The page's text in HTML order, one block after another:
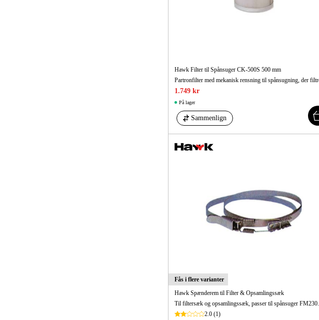
Hawk Filter til Spånsuger CK-500S 500 mm
1.749 kr
På lager
Sammenlign
Fås i flere varianter
Hawk Spænderem til Filter & Opsamlingssæk
Til filtersæk og opsamlingssæk, passer til spånsuger FM230.
2.0(1)